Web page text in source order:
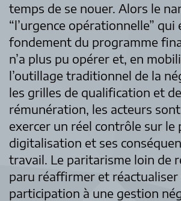
temps de se nouer. Alors le
“l’urgence opérationnelle” qui
fondement du programme
n’a plus pu opérer et, en
l’outillage traditionnel de la
les grilles de qualification et de
rémunération, les acteurs
exercer un réel contrôle sur le
digitalisation et ses
travail. Le paritarisme loin de
paru réaffirmer et réactualiser
participation à une gestion